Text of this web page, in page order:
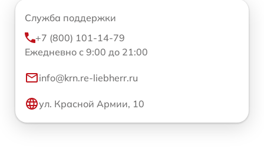
Служба поддержки
+7 (800) 101-14-79
Ежедневно с 9:00 до 21:00
info@krn.re-liebherr.ru
ул. Красной Армии, 10